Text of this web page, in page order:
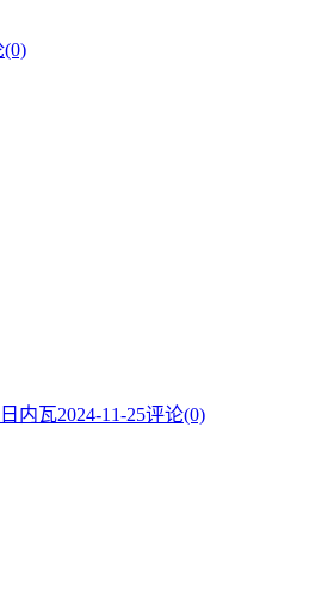
(0)
内瓦2024-11-25评论(0)